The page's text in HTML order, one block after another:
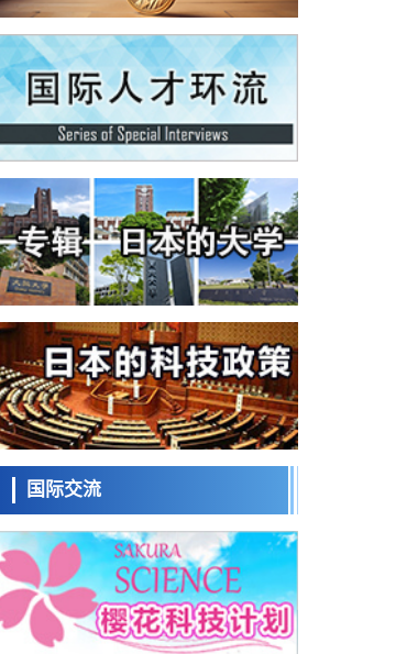
裹保护受损神经细胞的机制，有望用于开发
阿尔茨海默病等疾病疗法
日本东北大学与横滨橡胶全球首次从纳米尺
度揭示橡胶—黄铜粘接界面劣化抑制机制，
为提升轮胎安全性与耐久性的材料设计开辟
道路
科学研究
近畿大学等发现植物染料“日本茜”的红色成分
可抑制老化与炎症，有望成为新型功能性材
料
科学研究
法，利用超小型GAD67启动子抑制发作
科学研究
九州大学揭示夜间眼压升高机制：两种激素
波动叠加所致
科学研究
东京都产技研采用新手法开发出可稳定工作
至300℃的介电材料，已验证电容器可在汽车
发动机等高温环境下工作
经济・社会
日本生成式AI使用者占比一年内翻倍，但与
中美德仍有较大差距
政策
日本修订首都直下型地震紧急对策：目标为
死亡人数至少减半，重点强化火灾防控
科学研究
福井大学发现细胞记忆过往并抑制反应的机
制，阐明即便DNA相同反应迥异之谜
科学研究
安全性，在转移性尿路上皮癌患者中开展临
床试验
政策
日本发布《令和8年版科学技术与创新白皮
书》，解读第七期基本计划首年度政策方向
科学研究
东京大学发现可诱导细胞死亡的新型信使物
国际交流
日本科学未